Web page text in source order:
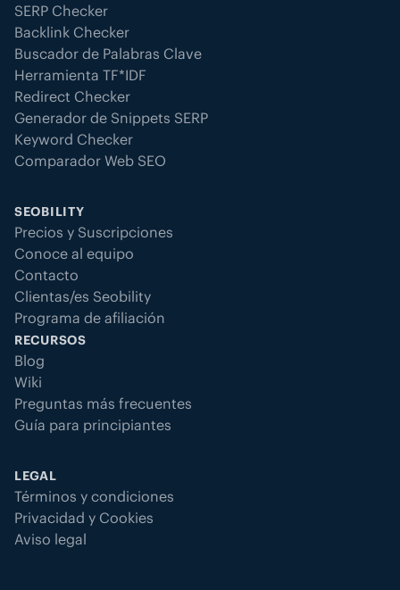
SERP Checker
Backlink Checker
Buscador de Palabras Clave
Herramienta TF*IDF
Redirect Checker
Generador de Snippets SERP
Keyword Checker
Comparador Web SEO
SEOBILITY
Precios y Suscripciones
Conoce al equipo
Contacto
Clientas/es Seobility
Programa de afiliación
RECURSOS
Blog
Wiki
Preguntas más frecuentes
Guía para principiantes
LEGAL
Términos y condiciones
Privacidad y Cookies
Aviso legal